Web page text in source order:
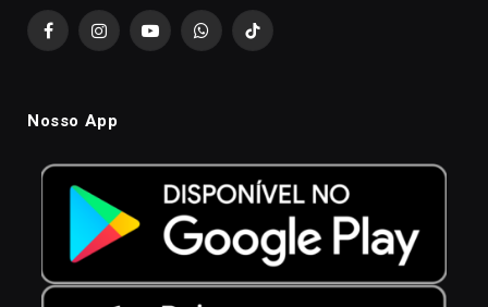
FacebookInstagramYouTubeWhatsAppTikTok
Nosso App